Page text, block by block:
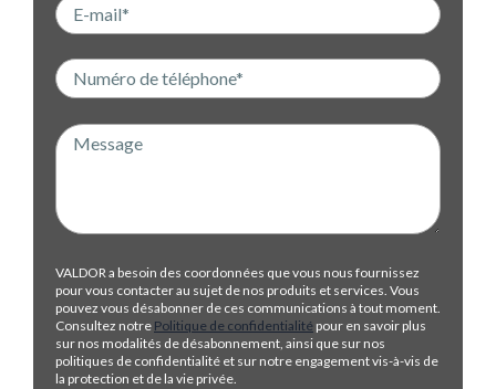
VALDOR a besoin des coordonnées que vous nous fournissez
pour vous contacter au sujet de nos produits et services. Vous
pouvez vous désabonner de ces communications à tout moment.
Consultez notre Politique de confidentialité pour en savoir plus
sur nos modalités de désabonnement, ainsi que sur nos
politiques de confidentialité et sur notre engagement vis-à-vis de
la protection et de la vie privée.